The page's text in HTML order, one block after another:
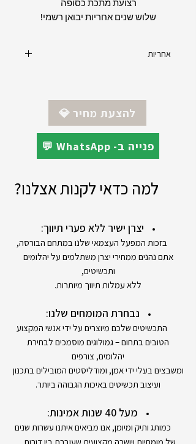
רצועת מתכת כסופה
שלוש שנים אחריות יבואן רשמי!
אחריות
💎 להצעת מחיר
💬 WhatsApp -פנייה ב
למה כדאי לקנות אצלנו?
יצרן ישיר ללא פערי תיווך:
בזכות המפעל העצמאי שלנו במתחם הבורסה,
אתם נהנים ממחירי יצרן משתלמים על יהלומים
ותכשיטים,
ללא עמלות תיווך מיותרות.
נבחרת המומחים שלנו:
התכשיטים שלכם מיוצרים על ידי אנשי המקצוע
הטובים בתחום – גמולוגים מוסמכים לבחירת
יהלומים, צורפים
ומשבצים בעלי ידי אמן, ומודליסטים המובילים בתכנון
ועיצוב תכשיטים באיכות הגבוהה ביותר.
מעל 40 שנות אמינות:
כמותג ותיק ומיומן, אנו מביאים איתנו עשרות שנים